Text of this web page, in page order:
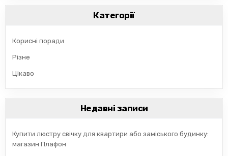
Категорії
Корисні поради
Різне
Цікаво
Недавні записи
Купити люстру свічку для квартири або заміського будинку:
магазин Плафон